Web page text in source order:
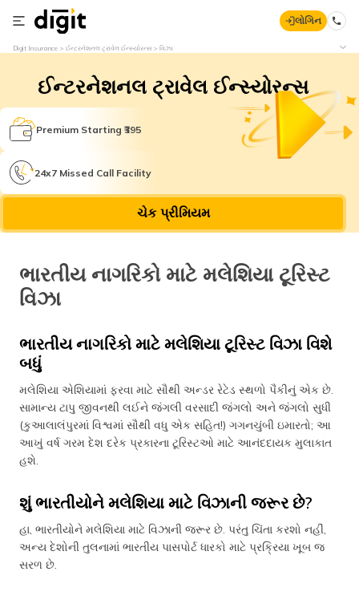
લોગિન
Digit Insurance ઈન્ટરનેશનલ ટ્રાવેલ ઈન્સ્યોરન્સ વિઝા
ઈન્ટરનેશનલ ટ્રાવેલ ઈન્સ્યોરન્સ
Premium Starting ₹395
24x7 Missed Call Facility
ચેક પ્રીમિયમ
ભારતીય નાગરિકો માટે મલેશિયા ટૂરિસ્ટ
વિઝા
ભારતીય નાગરિકો માટે મલેશિયા ટૂરિસ્ટ વિઝા વિશે
બધું
મલેશિયા એશિયામાં ફરવા માટે સૌથી અન્ડર રેટેડ સ્થળો પૈકીનું એક છે.
સામાન્ય ટાપુ જીવનથી લઈને જંગલી વરસાદી જંગલો અને જંગલો સુધી
(કુઆલાલંપુરમાં વિશ્વમાં સૌથી વધુ એક સહિત!) ગગનચુંબી ઇમારતો; આ
આખું વર્ષ ગરમ દેશ દરેક પ્રકારના ટૂરિસ્ટઓ માટે આનંદદાયક મુલાકાત
હશે.
શું ભારતીયોને મલેશિયા માટે વિઝાની જરૂર છે?
હા, ભારતીયોને મલેશિયા માટે વિઝાની જરૂર છે. પરંતુ ચિંતા કરશો નહીં,
અન્ય દેશોની તુલનામાં ભારતીય પાસપોર્ટ ધારકો માટે પ્રક્રિયા ખૂબ જ
સરળ છે.